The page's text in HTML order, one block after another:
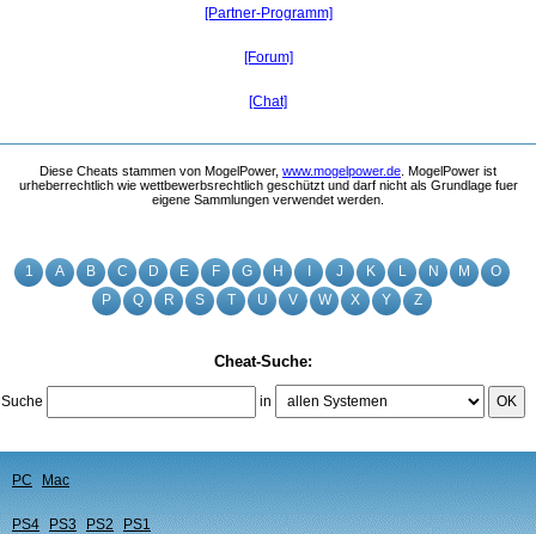
1 A B C D E F G H J K L N M
O
P
Q R S T U V W X Y Z
Cheat-Suche:
Suche in OK
PC Mac
PS4 PS3 PS2 PS1
[Partner-Programm]
[Forum]
[Chat]
Diese Cheats stammen von MogelPower, www.mogelpower.de . MogelPower ist
urheberrechtlich wie wettbewerbsrechtlich geschützt und darf nicht als Grundlage fuer
eigene Sammlungen verwendet werden.